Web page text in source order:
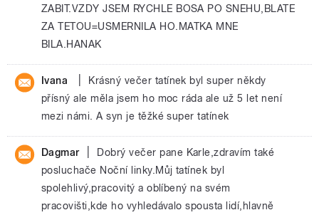
ZABIT.VZDY JSEM RYCHLE BOSA PO SNEHU,BLATE
ZA TETOU=USMERNILA HO.MATKA MNE
BILA.HANAK
Ivana
Krásný večer tatínek byl super někdy
přísný ale měla jsem ho moc ráda ale už 5 let není
mezi námi. A syn je těžké super tatínek
Dagmar
Dobrý večer pane Karle,zdravím také
posluchače Noční linky.Můj tatínek byl
spolehlivý,pracovitý a oblíbený na svém
pracovišti,kde ho vyhledávalo spousta lidí,hlavně